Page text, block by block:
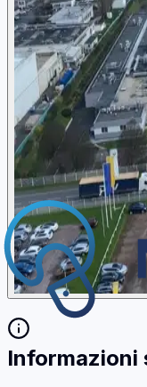
Informazioni